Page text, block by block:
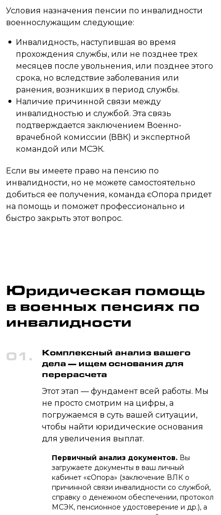
Условия назначения пенсии по инвалидности
военнослужащим следующие:
Инвалидность, наступившая во время
прохождения службы, или не позднее трех
месяцев после увольнения, или позднее этого
срока, но вследствие заболевания или
ранения, возникших в период службы.
Наличие причинной связи между
инвалидностью и службой. Эта связь
подтверждается заключением Военно-
врачебной комиссии (ВВК) и экспертной
командой или МСЭК.
Если вы имеете право на пенсию по
инвалидности, но не можете самостоятельно
добиться ее получения, команда єОпора придет
на помощь и поможет профессионально и
быстро закрыть этот вопрос.
Юридическая помощь
в военных пенсиях по
инвалидности
01.
Комплексный анализ вашего
дела — ищем основания для
перерасчета
Этот этап — фундамент всей работы. Мы
не просто смотрим на цифры, а
погружаемся в суть вашей ситуации,
чтобы найти юридические основания
для увеличения выплат.
Первичный анализ документов. Вы
загружаете документы в ваш личный
кабинет «єОпора» (заключение ВЛК о
причинной связи инвалидности со службой,
справку о денежном обеспечении, протокол
МСЭК, пенсионное удостоверение и др.), а